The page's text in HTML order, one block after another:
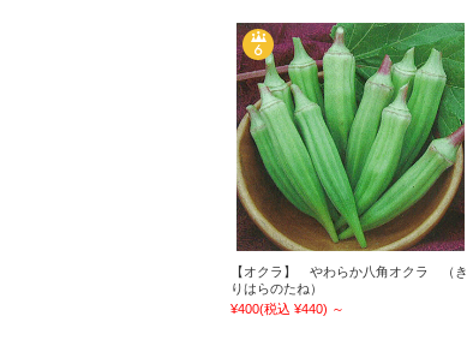
【オクラ】 やわらか八角オクラ （き
りはらのたね）
¥400(税込 ¥440) ～